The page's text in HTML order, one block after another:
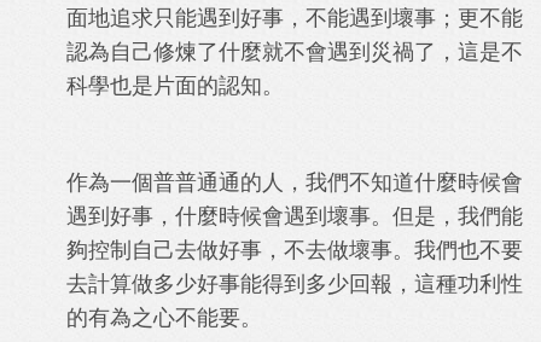
面地追求只能遇到好事，不能遇到壞事；更不能
認為自己修煉了什麼就不會遇到災禍了，這是不
科學也是片面的認知。
作為一個普普通通的人，我們不知道什麼時候會
遇到好事，什麼時候會遇到壞事。但是，我們能
夠控制自己去做好事，不去做壞事。我們也不要
去計算做多少好事能得到多少回報，這種功利性
的有為之心不能要。